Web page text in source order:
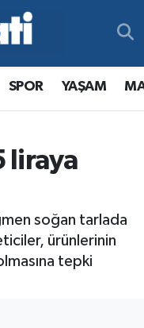
SPOR YAŞAM
liraya
soğan tarlada
ürünlerinin
tepki